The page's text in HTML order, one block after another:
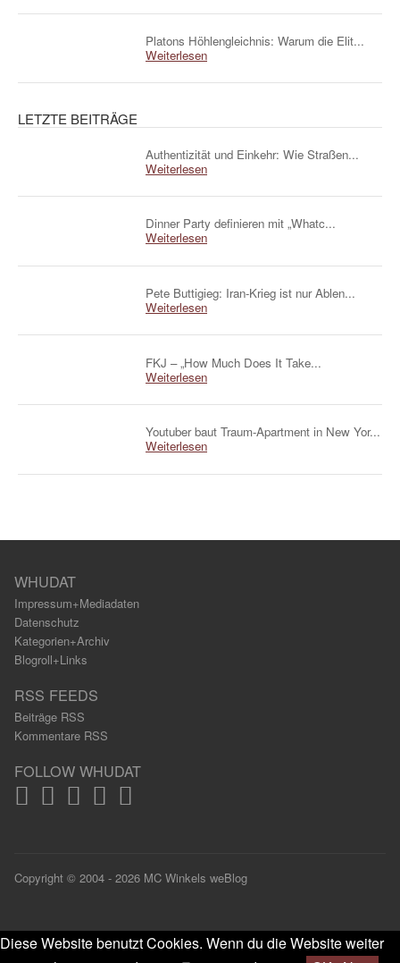
Platons Höhlengleichnis: Warum die Elit...
Weiterlesen
LETZTE BEITRÄGE
Authentizität und Einkehr: Wie Straßen...
Weiterlesen
Dinner Party definieren mit „Whatc...
Weiterlesen
Pete Buttigieg: Iran-Krieg ist nur Ablen...
Weiterlesen
FKJ – „How Much Does It Take...
Weiterlesen
Youtuber baut Traum-Apartment in New Yor...
Weiterlesen
WHUDAT
Impressum+Mediadaten
Datenschutz
Kategorien+Archiv
Blogroll+Links
RSS FEEDS
Beiträge RSS
Kommentare RSS
FOLLOW WHUDAT
Copyright © 2004 - 2026 MC Winkels weBlog
Diese Website benutzt Cookies. Wenn du die Website weiter